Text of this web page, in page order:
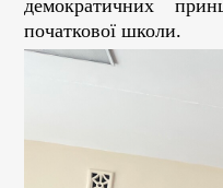
демократичних
початкової школи.